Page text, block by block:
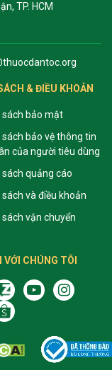
TP. HCM
& ĐIỀU KHOẢN
sách bảo mật
sách bảo vệ thông tin
của người tiêu dùng
sách quảng cáo
sách và điều khoản
sách vận chuyển
VỚI CHÚNG TÔI